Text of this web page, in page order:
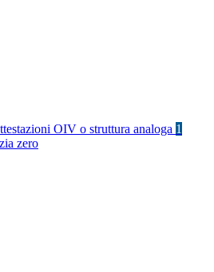
OIV o struttura analoga 1
zero